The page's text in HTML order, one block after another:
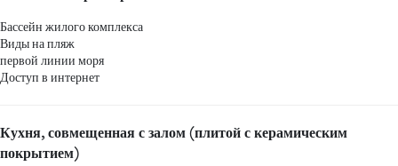
Бассейн жилого комплекса
Виды на пляж
первой линии моря
Доступ в интернет
Кухня, совмещенная с залом (плитой с керамическим
покрытием)